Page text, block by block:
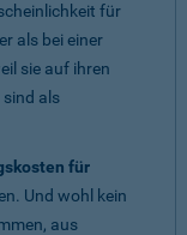
für
als bei einer
sie auf ihren
als
für
Und wohl kein
aus